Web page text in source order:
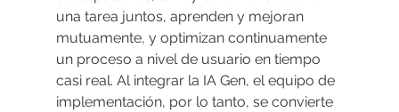
una tarea juntos, aprenden y mejoran
mutuamente, y optimizan continuamente
un proceso a nivel de usuario en tiempo
casi real. Al integrar la IA Gen, el equipo de
implementación, por lo tanto, se convierte